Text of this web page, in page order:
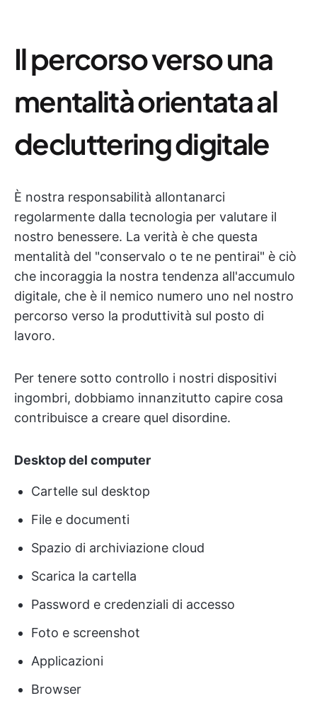
Il percorso verso una
mentalità orientata al
decluttering digitale
È nostra responsabilità allontanarci
regolarmente dalla tecnologia per valutare il
nostro benessere. La verità è che questa
mentalità del "conservalo o te ne pentirai" è ciò
che incoraggia la nostra tendenza all'accumulo
digitale, che è il nemico numero uno nel nostro
percorso verso la produttività sul posto di
lavoro.
Per tenere sotto controllo i nostri dispositivi
ingombri, dobbiamo innanzitutto capire cosa
contribuisce a creare quel disordine.
Desktop del computer
Cartelle sul desktop
File e documenti
Spazio di archiviazione cloud
Scarica la cartella
Password e credenziali di accesso
Foto e screenshot
Applicazioni
Browser